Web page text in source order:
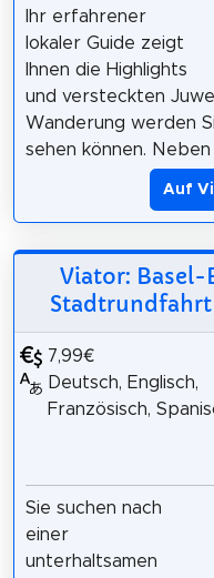
Ihr erfahrener
lokaler Guide zeigt
Ihnen die Highlights
und versteckten
Wanderung werden
sehen können.
Auf
Viator:
7,99€
Deutsch, Englisch,
Französisch,
Sie suchen nach
einer
unterhaltsamen